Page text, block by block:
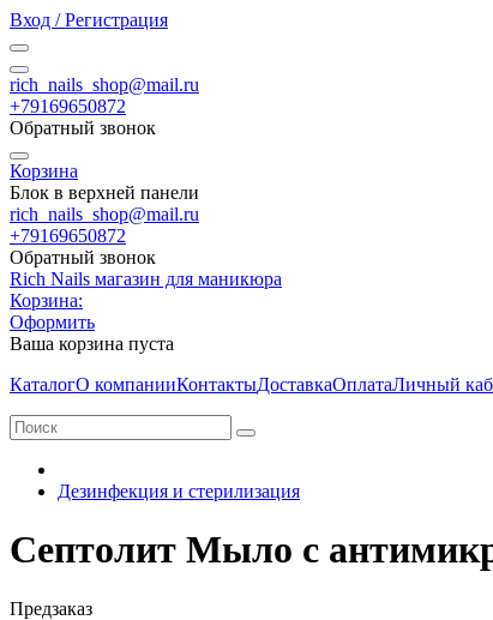
Вход / Регистрация
rich_nails_shop@mail.ru
+79169650872
Обратный звонок
Корзина
Блок в верхней панели
rich_nails_shop@mail.ru
+79169650872
Обратный звонок
Rich Nails магазин для маникюра
Корзина:
Оформить
Ваша корзина пуста
КаталогО компанииКонтактыДоставкаОплатаЛичный
Дезинфекция и стерилизация
Септолит Мыло с
Предзаказ